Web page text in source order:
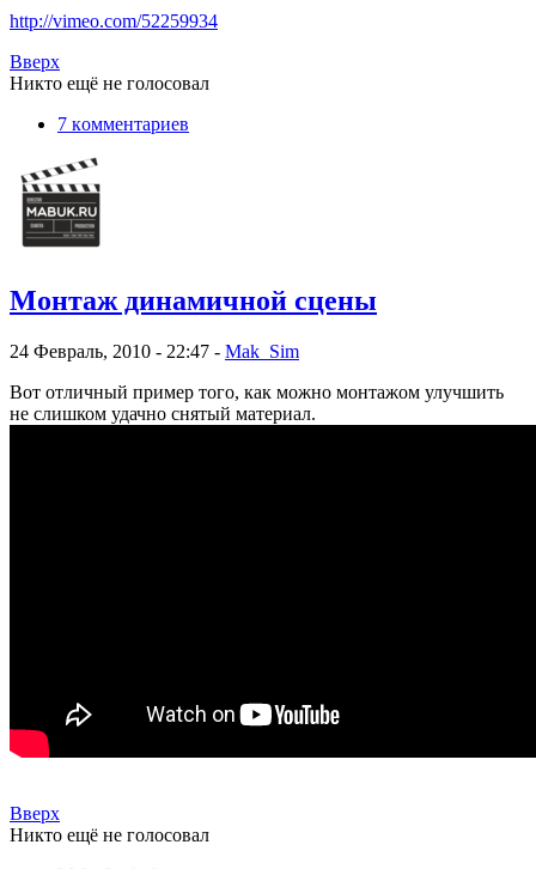
http://vimeo.com/52259934
Вверх
Никто ещё не голосовал
7 кoммeнтаpиев
Монтаж динамичной сцены
24 Февраль, 2010 - 22:47 - Mak_Sim
Вот отличный пример того, как можно монтажом улучшить
не слишком удачно снятый материал.
Вверх
Никто ещё не голосовал